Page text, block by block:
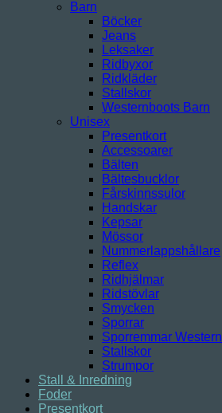
Barn
Böcker
Jeans
Leksaker
Ridbyxor
Ridkläder
Stallskor
Westernboots Barn
Unisex
Presentkort
Accessoarer
Bälten
Bältesbucklor
Fårskinnssulor
Handskar
Kepsar
Mössor
Nummerlappshållare
Reflex
Ridhjälmar
Ridstövlar
Smycken
Sporrar
Sporremmar Western
Stallskor
Strumpor
Stall & Inredning
Foder
Presentkort